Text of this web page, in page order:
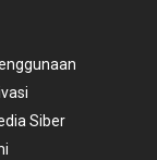
Siber